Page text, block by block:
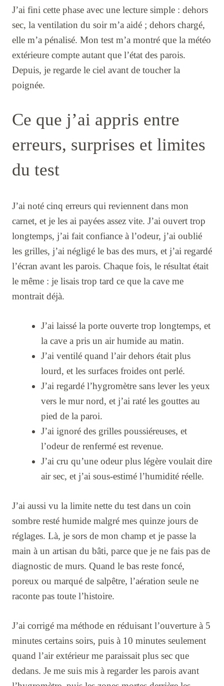
J’ai fini cette phase avec une lecture simple : dehors
sec, la ventilation du soir m’a aidé ; dehors chargé,
elle m’a pénalisé. Mon test m’a montré que la météo
extérieure compte autant que l’état des parois.
Depuis, je regarde le ciel avant de toucher la
poignée.
Ce que j’ai appris entre
erreurs, surprises et limites
du test
J’ai noté cinq erreurs qui reviennent dans mon
carnet, et je les ai payées assez vite. J’ai ouvert trop
longtemps, j’ai fait confiance à l’odeur, j’ai oublié
les grilles, j’ai négligé le bas des murs, et j’ai regardé
l’écran avant les parois. Chaque fois, le résultat était
le même : je lisais trop tard ce que la cave me
montrait déjà.
J’ai laissé la porte ouverte trop longtemps, et
la cave a pris un air humide au matin.
J’ai ventilé quand l’air dehors était plus
lourd, et les surfaces froides ont perlé.
J’ai regardé l’hygromètre sans lever les yeux
vers le mur nord, et j’ai raté les gouttes au
pied de la paroi.
J’ai ignoré des grilles poussiéreuses, et
l’odeur de renfermé est revenue.
J’ai cru qu’une odeur plus légère voulait dire
air sec, et j’ai sous-estimé l’humidité réelle.
J’ai aussi vu la limite nette du test dans un coin
sombre resté humide malgré mes quinze jours de
réglages. Là, je sors de mon champ et je passe la
main à un artisan du bâti, parce que je ne fais pas de
diagnostic de murs. Quand le bas reste foncé,
poreux ou marqué de salpêtre, l’aération seule ne
raconte pas toute l’histoire.
J’ai corrigé ma méthode en réduisant l’ouverture à 5
minutes certains soirs, puis à 10 minutes seulement
quand l’air extérieur me paraissait plus sec que
dedans. Je me suis mis à regarder les parois avant